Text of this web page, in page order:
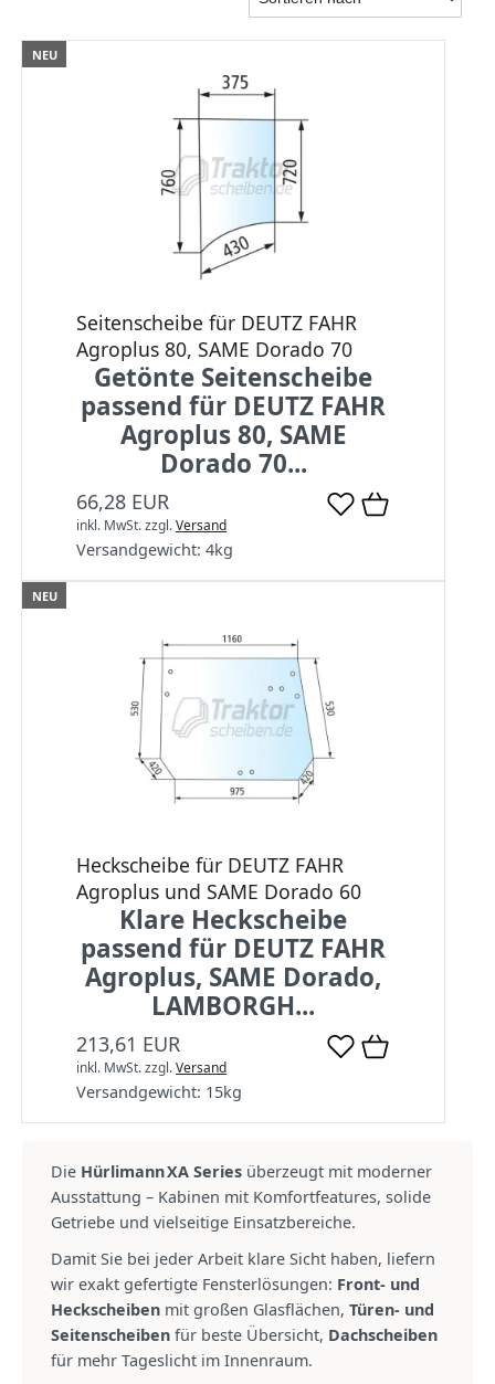
NEU
Seitenscheibe für DEUTZ FAHR
Agroplus 80, SAME Dorado 70
Getönte Seitenscheibe
passend für DEUTZ FAHR
Agroplus 80, SAME
Dorado 70...
66,28 EUR
inkl. MwSt.zzgl.Versand
Versandgewicht: 4kg
NEU
Heckscheibe für DEUTZ FAHR
Agroplus und SAME Dorado 60
Klare Heckscheibe
passend für DEUTZ FAHR
Agroplus, SAME Dorado,
LAMBORGH...
213,61 EUR
inkl. MwSt.zzgl.Versand
Versandgewicht: 15kg
Die Hürlimann XA Series überzeugt mit moderner
Ausstattung – Kabinen mit Komfortfeatures, solide
Getriebe und vielseitige Einsatzbereiche.
Damit Sie bei jeder Arbeit klare Sicht haben, liefern
wir exakt gefertigte Fensterlösungen: Front‑ und
Heckscheiben mit großen Glasflächen, Türen‑ und
Seitenscheiben für beste Übersicht, Dachscheiben
für mehr Tageslicht im Innenraum.